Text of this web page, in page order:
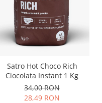
Satro Hot Choco Rich
Ciocolata Instant 1 Kg
34,00 RON
28,49 RON